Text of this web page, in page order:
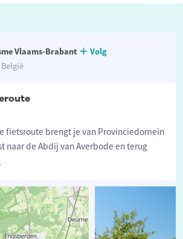
Vlaams-Brabant
Volg
fietsroute brengt je van Provinciedomein
naar de Abdij van Averbode en terug